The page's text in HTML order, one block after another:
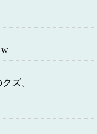
ズ。